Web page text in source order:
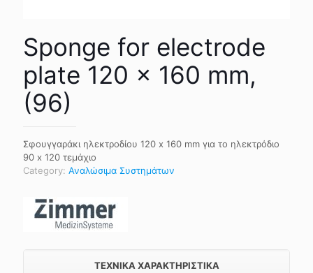
Sponge for electrode
plate 120 x 160 mm,
(96)
Σφουγγαράκι ηλεκτροδίου 120 x 160 mm για το ηλεκτρόδιο
90 x 120 τεμάχιο
Category: Αναλώσιμα Συστημάτων
TEXNIKA ΧΑΡΑΚΤΗΡΙΣΤΙΚΑ